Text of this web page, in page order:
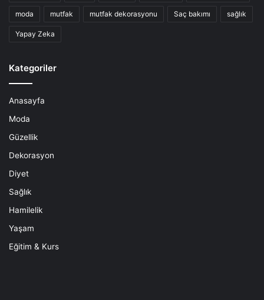
moda mutfak mutfak dekorasyonu Saç bakımı sağlık
Yapay Zeka
Kategoriler
Anasayfa
Moda
Güzellik
Dekorasyon
Diyet
Sağlık
Hamilelik
Yaşam
Eğitim & Kurs